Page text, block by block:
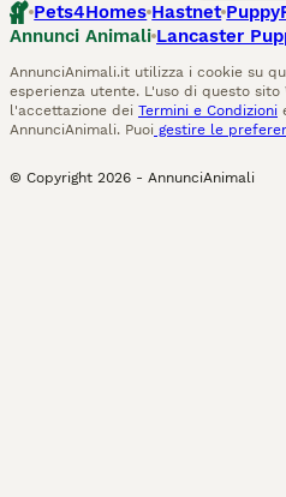
Pets4Homes Hastnet
Annunci Animali Lancaster
AnnunciAnimali.it utilizza i cookie su
esperienza utente. L'uso di questo
l'accettazione dei Termini e Condizioni
AnnunciAnimali. Puoi gestire le
© Copyright 2026 - AnnunciAnimali